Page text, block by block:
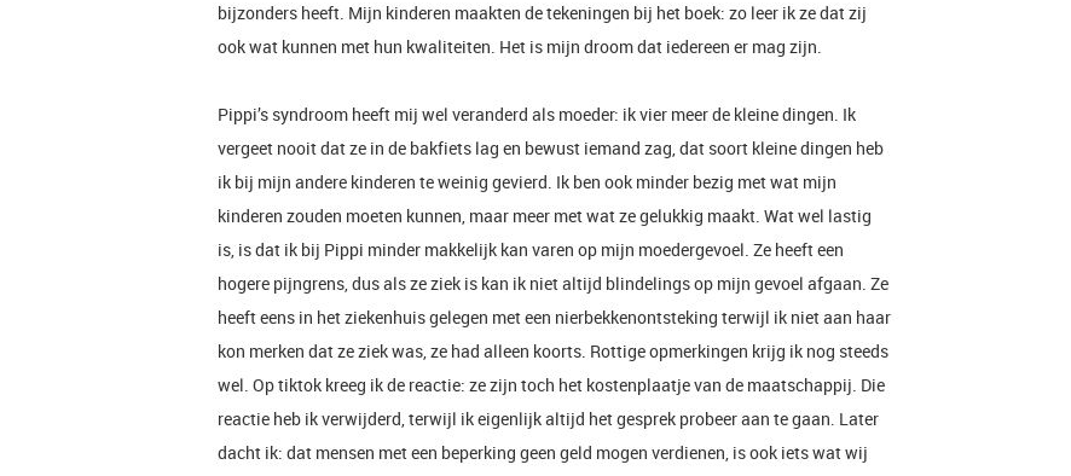
bijzonders heeft. Mijn kinderen maakten de tekeningen bij het boek: zo leer ik ze dat zij
ook wat kunnen met hun kwaliteiten. Het is mijn droom dat iedereen er mag zijn.
Pippi’s syndroom heeft mij wel veranderd als moeder: ik vier meer de kleine dingen. Ik
vergeet nooit dat ze in de bakfiets lag en bewust iemand zag, dat soort kleine dingen heb
ik bij mijn andere kinderen te weinig gevierd. Ik ben ook minder bezig met wat mijn
kinderen zouden moeten kunnen, maar meer met wat ze gelukkig maakt. Wat wel lastig
is, is dat ik bij Pippi minder makkelijk kan varen op mijn moedergevoel. Ze heeft een
hogere pijngrens, dus als ze ziek is kan ik niet altijd blindelings op mijn gevoel afgaan. Ze
heeft eens in het ziekenhuis gelegen met een nierbekkenontsteking terwijl ik niet aan haar
kon merken dat ze ziek was, ze had alleen koorts. Rottige opmerkingen krijg ik nog steeds
wel. Op tiktok kreeg ik de reactie: ze zijn toch het kostenplaatje van de maatschappij. Die
reactie heb ik verwijderd, terwijl ik eigenlijk altijd het gesprek probeer aan te gaan. Later
dacht ik: dat mensen met een beperking geen geld mogen verdienen, is ook iets wat wij